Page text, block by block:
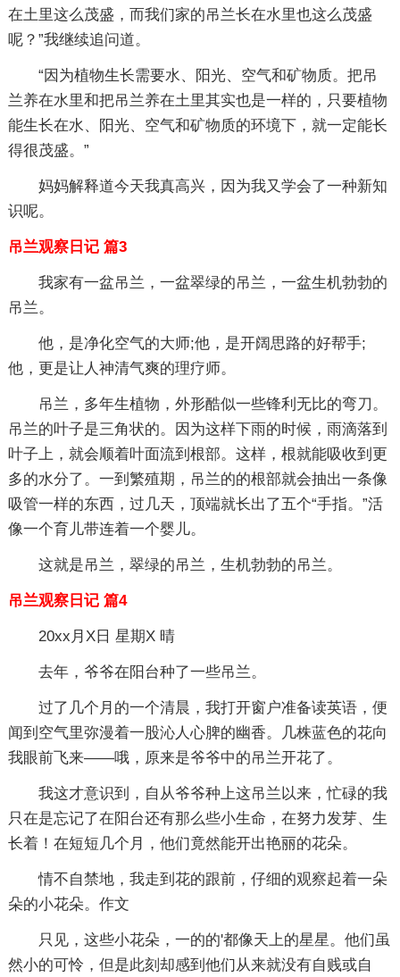
在土里这么茂盛，而我们家的吊兰长在水里也这么茂盛
呢？”我继续追问道。
“因为植物生长需要水、阳光、空气和矿物质。把吊
兰养在水里和把吊兰养在土里其实也是一样的，只要植物
能生长在水、阳光、空气和矿物质的环境下，就一定能长
得很茂盛。”
妈妈解释道今天我真高兴，因为我又学会了一种新知
识呢。
吊兰观察日记 篇3
我家有一盆吊兰，一盆翠绿的吊兰，一盆生机勃勃的
吊兰。
他，是净化空气的大师;他，是开阔思路的好帮手;
他，更是让人神清气爽的理疗师。
吊兰，多年生植物，外形酷似一些锋利无比的弯刀。
吊兰的叶子是三角状的。因为这样下雨的时候，雨滴落到
叶子上，就会顺着叶面流到根部。这样，根就能吸收到更
多的水分了。一到繁殖期，吊兰的的根部就会抽出一条像
吸管一样的东西，过几天，顶端就长出了五个“手指。”活
像一个育儿带连着一个婴儿。
这就是吊兰，翠绿的吊兰，生机勃勃的吊兰。
吊兰观察日记 篇4
20xx月X日 星期X 晴
去年，爷爷在阳台种了一些吊兰。
过了几个月的一个清晨，我打开窗户准备读英语，便
闻到空气里弥漫着一股沁人心脾的幽香。几株蓝色的花向
我眼前飞来——哦，原来是爷爷中的吊兰开花了。
我这才意识到，自从爷爷种上这吊兰以来，忙碌的我
只在是忘记了在阳台还有那么些小生命，在努力发芽、生
长着！在短短几个月，他们竟然能开出艳丽的花朵。
情不自禁地，我走到花的跟前，仔细的观察起着一朵
朵的小花朵。作文
只见，这些小花朵，一的的'都像天上的星星。他们虽
然小的可怜，但是此刻却感到他们从来就没有自贱或自